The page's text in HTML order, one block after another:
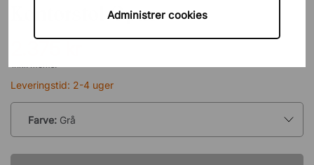
Administrer cookies
Kontorstol Opus
inkl. moms.
Leveringstid: 2-4 uger
Farve: Grå